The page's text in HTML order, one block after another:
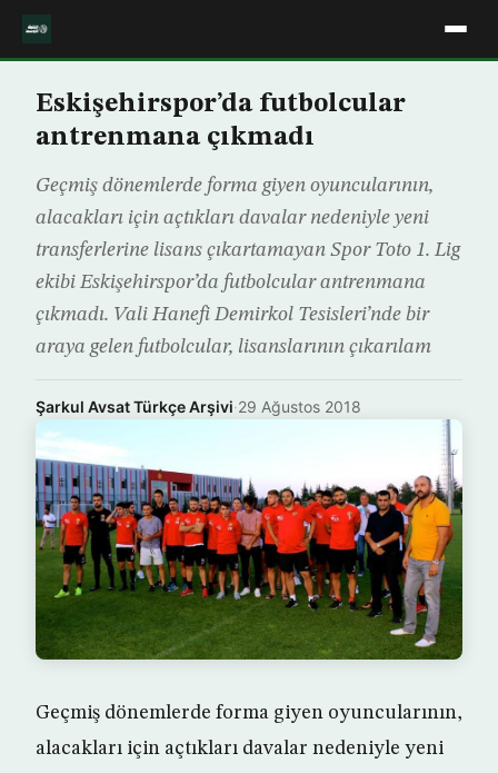
Eskişehirspor’da futbolcular
antrenmana çıkmadı
Geçmiş dönemlerde forma giyen oyuncularının,
alacakları için açtıkları davalar nedeniyle yeni
transferlerine lisans çıkartamayan Spor Toto 1. Lig
ekibi Eskişehirspor’da futbolcular antrenmana
çıkmadı. Vali Hanefi Demirkol Tesisleri’nde bir
araya gelen futbolcular, lisanslarının çıkarılam
Şarkul Avsat Türkçe Arşivi·29 Ağustos 2018
Geçmiş dönemlerde forma giyen oyuncularının,
alacakları için açtıkları davalar nedeniyle yeni